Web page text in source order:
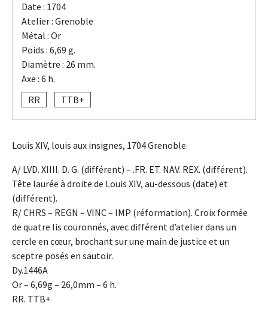
Date : 1704
Atelier : Grenoble
Métal : Or
Poids : 6,69 g.
Diamètre : 26 mm.
Axe : 6 h.
RR
TTB+
Louis XIV, louis aux insignes, 1704 Grenoble.
A/ LVD. XIIII. D. G. (différent) – .FR. ET. NAV. REX. (différent).
Tête laurée à droite de Louis XIV, au-dessous (date) et
(différent).
R/ CHRS – REGN – VINC – IMP (réformation). Croix formée
de quatre lis couronnés, avec différent d’atelier dans un
cercle en cœur, brochant sur une main de justice et un
sceptre posés en sautoir.
Dy.1446A
Or – 6,69g – 26,0mm – 6 h.
RR. TTB+